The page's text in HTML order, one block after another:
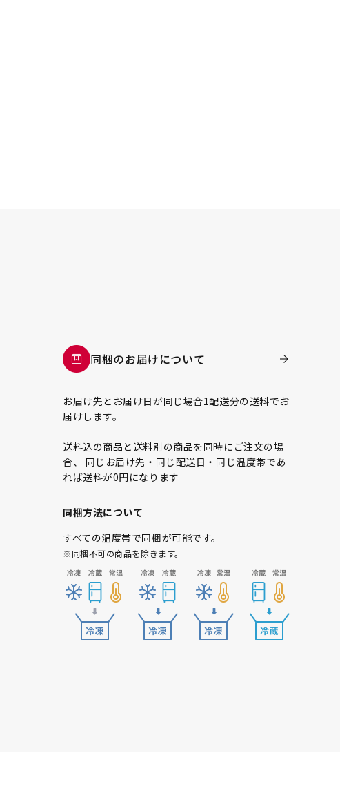
同梱のお届けについて
お届け先とお届け日が同じ場合1配送分の送料でお
届けします。
送料込の商品と送料別の商品を同時にご注文の場
合、 同じお届け先・同じ配送日・同じ温度帯であ
れば送料が0円になります
同梱方法について
すべての温度帯で同梱が可能です。
※同梱不可の商品を除きます。